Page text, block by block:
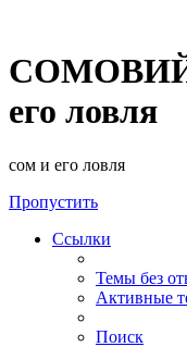
СОМОВИЙ
его ловля
сом и его ловля
Пропустить
Ссылки
Темы без
Активные
Поиск